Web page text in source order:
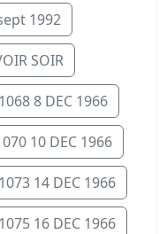
1992
SOIR
8 DEC 1966
10 DEC 1966
14 DEC 1966
16 DEC 1966